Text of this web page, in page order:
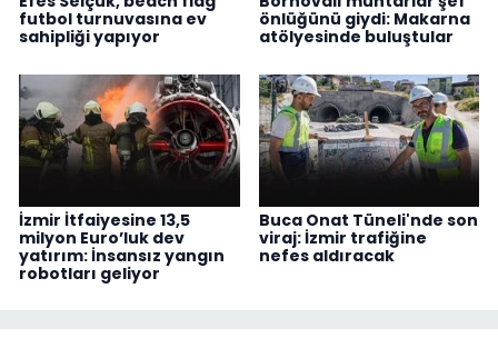
futbol turnuvasına ev
sahipliği yapıyor
önlüğünü giydi: Makarna
atölyesinde buluştular
İzmir İtfaiyesine 13,5
milyon Euro’luk dev
yatırım: İnsansız yangın
robotları geliyor
Buca Onat Tüneli'nde son
viraj: İzmir trafiğine
nefes aldıracak